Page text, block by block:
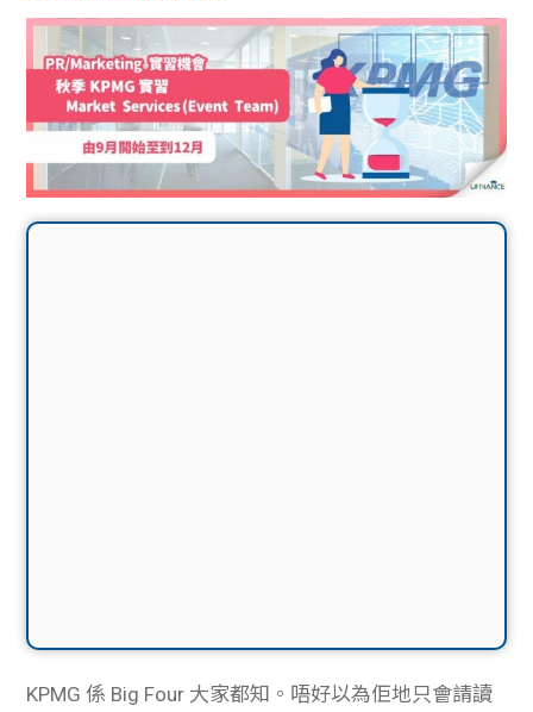
KPMG 係 Big Four 大家都知。唔好以為佢地只會請讀